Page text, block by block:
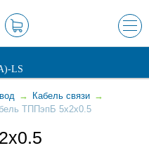
×
LS
→ Кабель связи →
ТППэпБ 5x2x0.5